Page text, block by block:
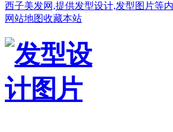
西子美发网,提供发型设计,发型图片等
网站地图收藏本站